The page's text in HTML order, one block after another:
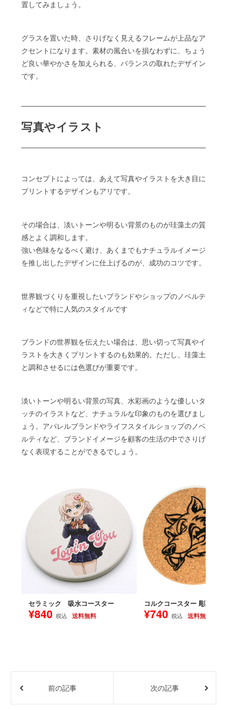
置してみましょう。
グラスを置いた時、さりげなく見えるフレームが上品なア
クセントになります。素材の風合いを損なわずに、ちょう
ど良い華やかさを加えられる、バランスの取れたデザイン
です。
写真やイラスト
コンセプトによっては、あえて写真やイラストを大き目に
プリントするデザインもアリです。
その場合は、淡いトーンや明るい背景のものが珪藻土の質
感とよく調和します。
強い色味をなるべく避け、あくまでもナチュラルイメージ
を推し出したデザインに仕上げるのが、成功のコツです。
世界観づくりを重視したいブランドやショップのノベルテ
ィなどで特に人気のスタイルです
ブランドの世界観を伝えたい場合は、思い切って写真やイ
ラストを大きくプリントするのも効果的。ただし、珪藻土
と調和させるには色選びが重要です。
淡いトーンや明るい背景の写真、水彩画のような優しいタ
ッチのイラストなど、ナチュラルな印象のものを選びまし
ょう。アパレルブランドやライフスタイルショップのノベ
ルティなど、ブランドイメージを顧客の生活の中でさりげ
なく表現することができるでしょう。
セラミック 吸水コースター
¥840 税込 送料無料
コルクコースター 彫刻
¥740 税込 送料無料
前の記事 次の記事